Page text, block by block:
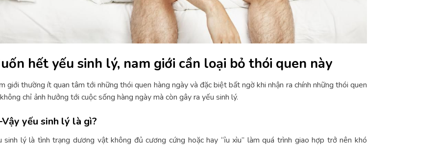
hết yếu sinh lý, nam giới cần loại bỏ thói quen này
giới thường ít quan tâm tới những thói quen hàng ngày và đặc biệt bất ngờ khi nhận ra chính những thói quen
chỉ ảnh hưởng tới cuộc sống hàng ngày mà còn gây ra yếu sinh lý.
yếu sinh lý là gì?
sinh lý là tình trạng dương vật không đủ cương cứng hoặc hay “ỉu xìu” làm quá trình giao hợp trở nên khó